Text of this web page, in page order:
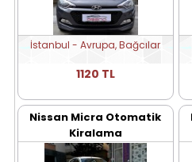
İstanbul - Avrupa, Bağcılar
1120 TL
Nissan Micra Otomatik
Kiralama